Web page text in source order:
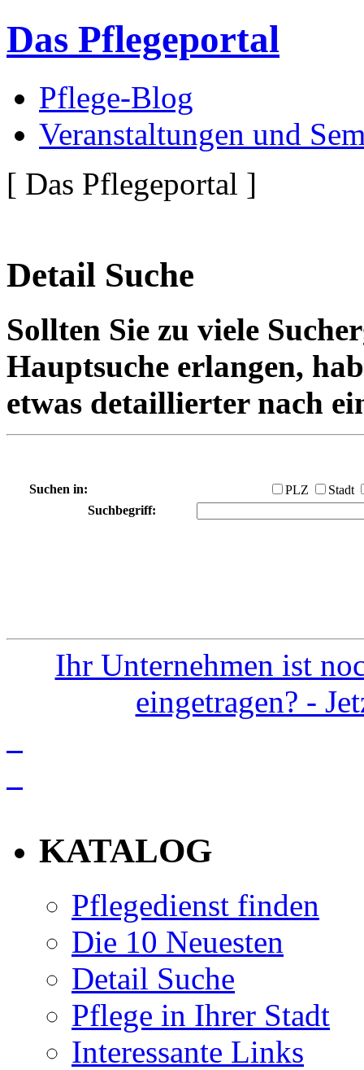
Das Pflegeportal
Pflege-Blog
Veranstaltungen und
[ Das Pflegeportal ]
Detail Suche
Sollten Sie zu viele
Hauptsuche erlangen,
etwas detaillierter nach
Suchen in: PLZ
Stadt
Suchbegriff:
Ihr Unternehmen ist
eingetragen? -
KATALOG
Pflegedienst finden
Die 10 Neuesten
Detail Suche
Pflege in Ihrer Stadt
Interessante Links